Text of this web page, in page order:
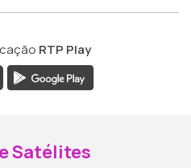
RTP Play
Satélites